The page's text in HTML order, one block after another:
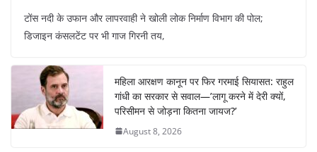
टोंस नदी के उफान और लापरवाही ने खोली लोक निर्माण विभाग की पोल;
डिजाइन कंसलटेंट पर भी गाज गिरनी तय,
महिला आरक्षण कानून पर फिर गरमाई सियासत: राहुल
गांधी का सरकार से सवाल—’लागू करने में देरी क्यों,
परिसीमन से जोड़ना कितना जायज?’
August 8, 2026